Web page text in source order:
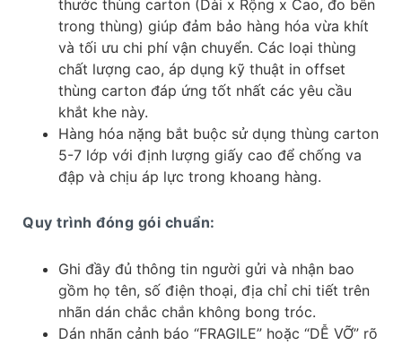
thước thùng carton (Dài x Rộng x Cao, đo bên
trong thùng) giúp đảm bảo hàng hóa vừa khít
và tối ưu chi phí vận chuyển. Các loại thùng
chất lượng cao, áp dụng kỹ thuật in offset
thùng carton đáp ứng tốt nhất các yêu cầu
khắt khe này.
Hàng hóa nặng bắt buộc sử dụng thùng carton
5-7 lớp với định lượng giấy cao để chống va
đập và chịu áp lực trong khoang hàng.
Quy trình đóng gói chuẩn:
Ghi đầy đủ thông tin người gửi và nhận bao
gồm họ tên, số điện thoại, địa chỉ chi tiết trên
nhãn dán chắc chắn không bong tróc.
Dán nhãn cảnh báo “FRAGILE” hoặc “DỄ VỠ” rõ